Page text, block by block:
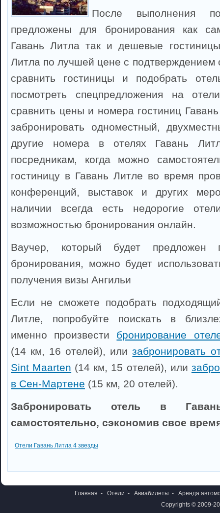
После выполнения
предложены для бронирования как
Гавань Литла так и дешевые
Литла по лучшей цене с
сравнить гостиницы и подобрать
посмотреть спецпредложения на
сравнить цены и номера гостиниц
забронировать одноместный,
другие номера в отелях Гавань
посредникам, когда можно
гостиницу в Гавань Литле во время
конференций, выставок и других
наличии всегда есть недорогие
возможностью бронирования онлайн.
Ваучер, который будет предложен
бронирования, можно будет
получения визы Ангильи
Если не сможете подобрать
Литле, попробуйте поискать в
именно произвести бронирование
(14 км, 16 отелей), илизабронировать
Sint Maarten (14 км, 15 отелей), или
в Сен-Мартене (15 км, 20 отелей).
Забронировать отель в
самостоятельно, сэкономив свое
Отели Гавань Литла 4 звезды
Главная - Отели - Авиабилеты -
Аренда
Copyrights © 2009-